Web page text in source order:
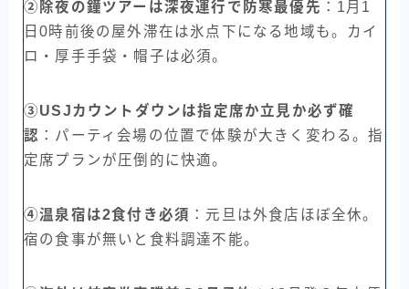
②除夜の鐘ツアーは深夜運行で防寒最優先 ：1月1
日0時前後の屋外滞在は氷点下になる地域も。カイ
ロ・厚手手袋・帽子は必須。
③USJカウントダウンは指定席か立見か必ず確
認 ：パーティ会場の位置で体験が大きく変わる。指
定席プランが圧倒的に快適。
④温泉宿は2食付き必須 ：元旦は外食店ほぼ全休。
宿の食事が無いと食料調達不能。